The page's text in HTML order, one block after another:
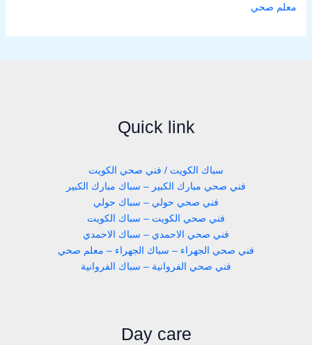
معلم صحي
Quick link
سباك الكويت / فني صحي الكويت
فني صحي مبارك الكبير – سباك مبارك الكبير
فني صحي حولي – سباك حولي
فني صحي الكويت – سباك الكويت
فني صحي الاحمدي – سباك الاحمدي
فني صحي الجهراء – سباك الجهراء – معلم صحي
فني صحي الفروانية – سباك الفروانية
Day care